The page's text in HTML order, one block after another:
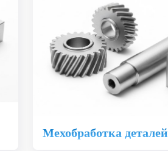
Мехобработка деталей